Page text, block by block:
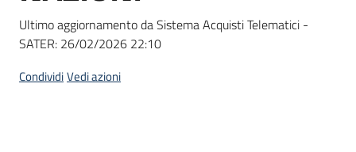
English
Ultimo aggiornamento da Sistema Acquisti Telematici -
SATER: 26/02/2026 22:10
CondividiVedi azioni